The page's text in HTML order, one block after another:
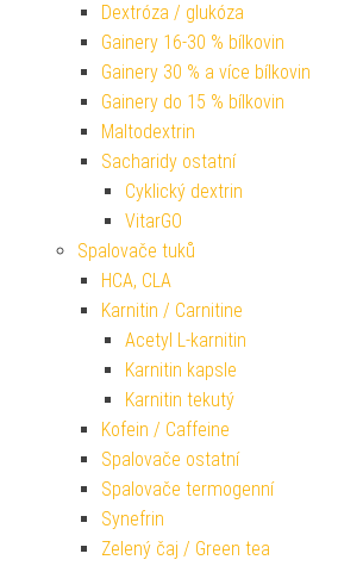
Dextróza / glukóza
Gainery 16-30 % bílkovin
Gainery 30 % a více bílkovin
Gainery do 15 % bílkovin
Maltodextrin
Sacharidy ostatní
Cyklický dextrin
VitarGO
Spalovače tuků
HCA, CLA
Karnitin / Carnitine
Acetyl L-karnitin
Karnitin kapsle
Karnitin tekutý
Kofein / Caffeine
Spalovače ostatní
Spalovače termogenní
Synefrin
Zelený čaj / Green tea